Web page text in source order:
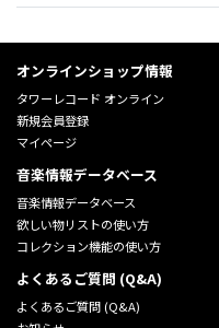
オンラインショップ情報
タワーレコード オンライン
新規会員登録
マイページ
音楽情報データベース
音楽情報データベース
欲しい物リストの使い方
コレクション機能の使い方
よくあるご質問 (Q&A)
よくあるご質問 (Q&A)